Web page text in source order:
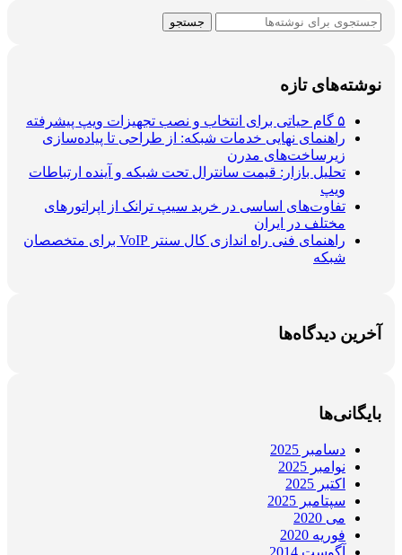
جستجو
نوشته‌های تازه
۵ گام حیاتی برای انتخاب و نصب تجهیزات ویپ پیشرفته
راهنمای نهایی خدمات شبکه: از طراحی تا پیاده‌سازی
زیرساخت‌های مدرن
تحلیل بازار: قیمت سانترال تحت شبکه و آینده ارتباطات
ویپ
تفاوت‌های اساسی در خرید سیپ ترانک از اپراتورهای
مختلف در ایران
راهنمای فنی راه اندازی کال سنتر VoIP برای متخصصان
شبکه
آخرین دیدگاه‌ها
بایگانی‌ها
دسامبر 2025
نوامبر 2025
اکتبر 2025
سپتامبر 2025
می 2020
فوریه 2020
آگوست 2014